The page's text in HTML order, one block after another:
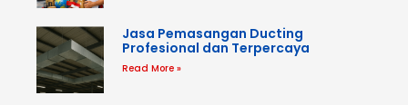
Jasa Pemasangan Ducting
Profesional dan Terpercaya
Read More »